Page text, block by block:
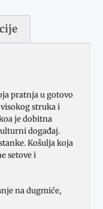
pratnja u gotovo
struka i
je dobitna
događaj.
Košulja koja
setove i
na dugmiće,